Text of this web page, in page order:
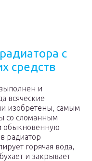
с
средств
и
всяческие
изобретены, самым
со сломанным
обыкновенную
радиатор
горячая вода,
и закрывает